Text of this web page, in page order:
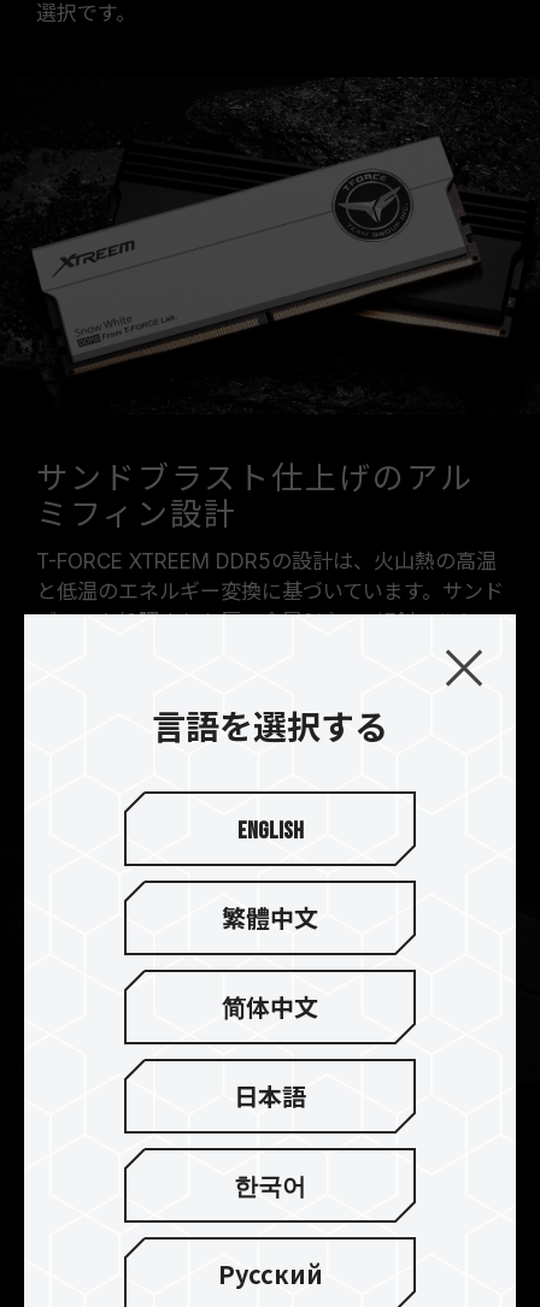
選択です。
サンドブラスト仕上げのアル
ミフィン設計
T-FORCE XTREEM DDR5の設計は、火山熱の高温
と低温のエネルギー変換に基づいています。サンド
ブラスト処理された厚い金属2ピース傾斜アルミニ
ウムフィン設計は、玄武岩と砂浜の視覚的外観及
2mm厚のヒートシンクで完璧な
T-FORCE XTREEM DDR5は、2mm厚のアルミニウ
ム合金製ヒートシンクを採用し、品質と熱容量を
同時に高めています。さらに、PMICの放熱効果を
言語を選択する
English
繁體中文
简体中文
日本語
한국어
Русский